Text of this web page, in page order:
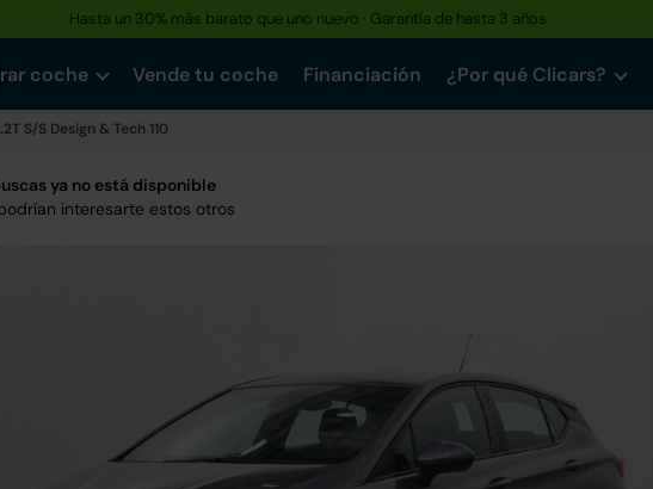
Hasta un 30% más barato que uno nuevo · Garantía de hasta 3 años
coche Vende tu coche Financiación ¿Por qué Clicars?
S/S Design & Tech 110
ya no está disponible
interesarte estos otros